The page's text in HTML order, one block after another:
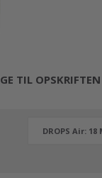
TIL OPSKRIFTEN